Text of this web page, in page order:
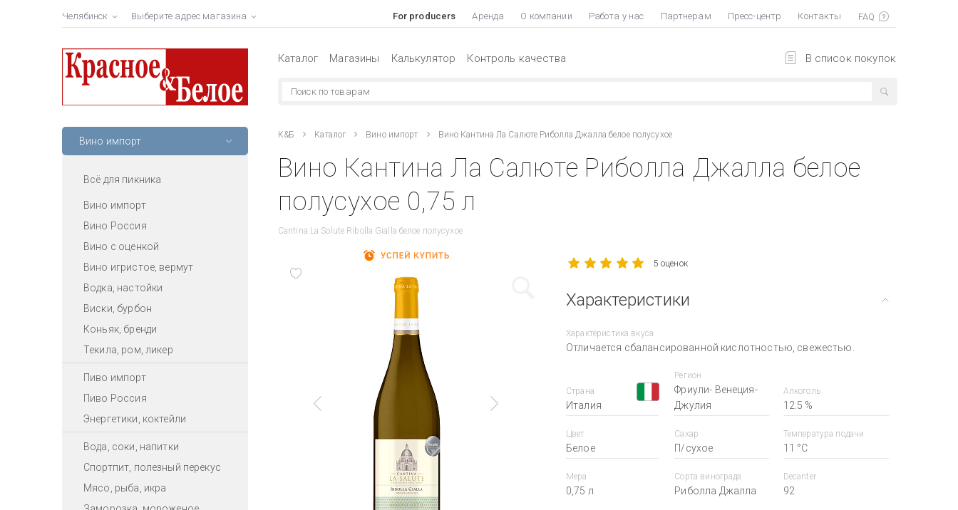
Челябинск Выберите адрес магазина For producers Аренда О компании Работа у нас Партнерам Пресс-центр Контакты
В список покупок
Каталог Магазины Калькулятор Контроль качества
Вино импорт
Всё для пикника
Вино импорт
Вино Россия
Вино с оценкой
Вино игристое, вермут
Водка, настойки
Виски, бурбон
Коньяк, бренди
Текила, ром, ликер
Пиво импорт
Пиво Россия
Энергетики, коктейли
Вода, соки, напитки
Спортпит, полезный перекус
Мясо, рыба, икра
К&Б Каталог Вино импорт Вино Кантина Ла Салюте Риболла Джалла белое полусухое
Вино Кантина Ла Салюте Риболла Джалла белое
полусухое 0,75 л
Cantina La Solute Ribolla Gialla белое полусухое
5 оценок
Характеристики
Характеристика вкуса
Отличается сбалансированной кислотностью, свежестью.
Страна
Италия
Регион
Фриули- Венеция-
Джулия
Алкоголь
12.5 %
Цвет
Белое
Сахар
П/сухое
Температура подачи
11 °С
Мера
0,75 л
Сорта винограда
Риболла Джалла
Decanter
92